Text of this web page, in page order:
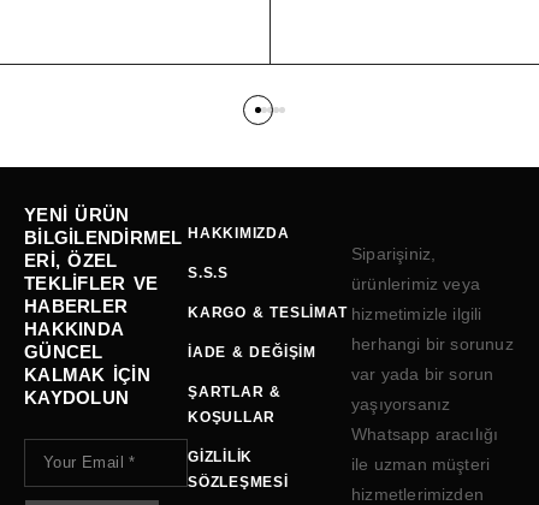
YENI ÜRÜN
BILGILENDIRMEL
ERI, ÖZEL
TEKLIFLER VE
HABERLER
HAKKINDA
GÜNCEL
KALMAK IÇIN
KAYDOLUN
HAKKIMIZDA
S.S.S
KARGO & TESLIMAT
İADE & DEĞIŞIM
ŞARTLAR &
KOŞULLAR
GIZLILIK
SÖZLEŞMESI
Siparişiniz,
ürünlerimiz veya
hizmetimizle ilgili
herhangi bir sorunuz
var yada bir sorun
yaşıyorsanız
Whatsapp aracılığı
ile uzman müşteri
hizmetlerimizden